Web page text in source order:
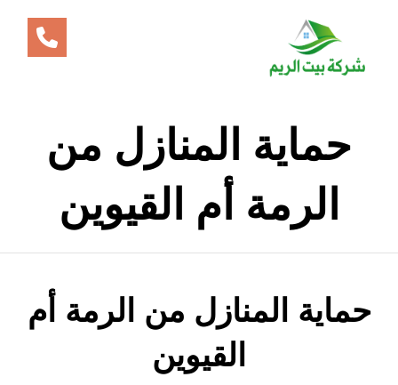
حماية المنازل من
الرمة أم القيوين
حماية المنازل من الرمة أم
القيوين